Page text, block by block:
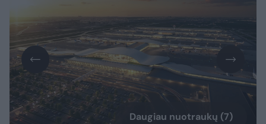
Daugiau nuotraukų (7)